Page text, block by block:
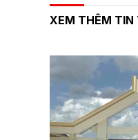
XEM THÊM TIN